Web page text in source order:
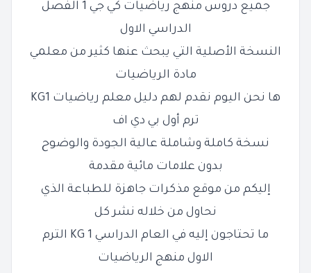
جميع دروس منهج رياضيات كي جي 1 الفصل
الدراسي الاول
النسخة الأصلية التي يبحث عنها كثير من معلمي
مادة الرياضيات
ها نحن اليوم نقدم لهم دليل معلم رياضيات KG1
ترم أول بي دي اف
نسخة كاملة وشاملة عالية الجودة والوضوح
بدون علامات مائية مقدمة
إليكم من موقع مذكرات جاهزة للطباعة الذي
نحاول من خلاله نشر كل
ما تحتاجون إليه في العام الدراسي KG 1 الترم
الاول منهج الرياضيات